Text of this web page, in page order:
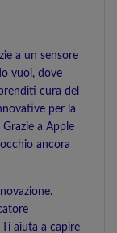
a un sensore
vuoi, dove
cura del
per la
a Apple
ancora
aiuta a capire